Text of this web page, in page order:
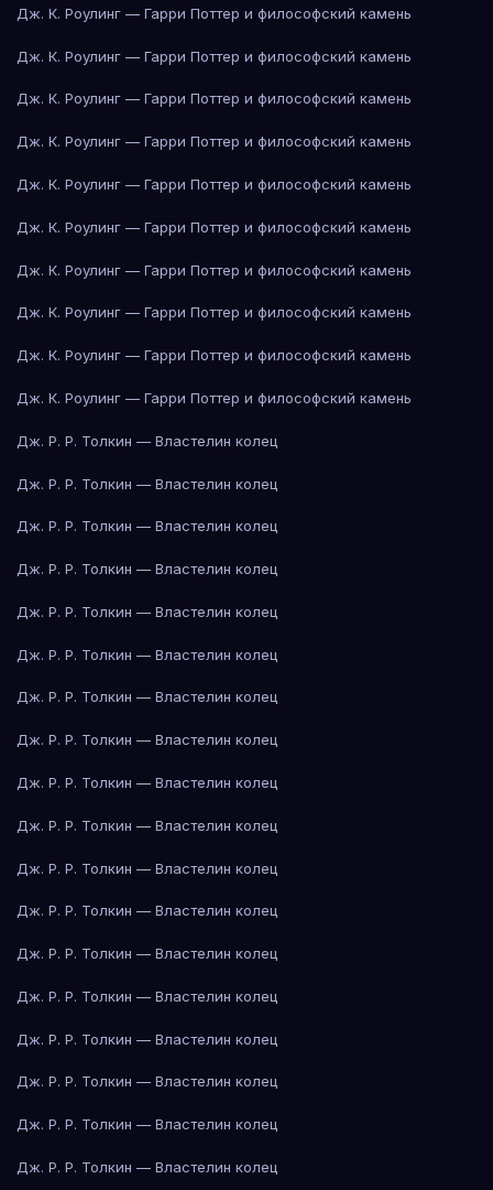
Дж. К. Роулинг — Гарри Поттер и философский камень
Дж. К. Роулинг — Гарри Поттер и философский камень
Дж. К. Роулинг — Гарри Поттер и философский камень
Дж. К. Роулинг — Гарри Поттер и философский камень
Дж. К. Роулинг — Гарри Поттер и философский камень
Дж. К. Роулинг — Гарри Поттер и философский камень
Дж. К. Роулинг — Гарри Поттер и философский камень
Дж. К. Роулинг — Гарри Поттер и философский камень
Дж. К. Роулинг — Гарри Поттер и философский камень
Дж. К. Роулинг — Гарри Поттер и философский камень
Дж. Р. Р. Толкин — Властелин колец
Дж. Р. Р. Толкин — Властелин колец
Дж. Р. Р. Толкин — Властелин колец
Дж. Р. Р. Толкин — Властелин колец
Дж. Р. Р. Толкин — Властелин колец
Дж. Р. Р. Толкин — Властелин колец
Дж. Р. Р. Толкин — Властелин колец
Дж. Р. Р. Толкин — Властелин колец
Дж. Р. Р. Толкин — Властелин колец
Дж. Р. Р. Толкин — Властелин колец
Дж. Р. Р. Толкин — Властелин колец
Дж. Р. Р. Толкин — Властелин колец
Дж. Р. Р. Толкин — Властелин колец
Дж. Р. Р. Толкин — Властелин колец
Дж. Р. Р. Толкин — Властелин колец
Дж. Р. Р. Толкин — Властелин колец
Дж. Р. Р. Толкин — Властелин колец
Дж. Р. Р. Толкин — Властелин колец